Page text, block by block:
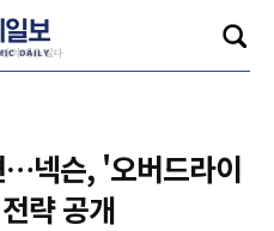
…넥슨, '오버드라이
략 공개